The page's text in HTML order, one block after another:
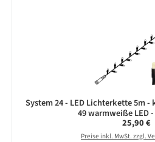
System 24 - LED Lichterkette 5m
49 warmweiße LED
25,90 €
Preise inkl. MwSt. zzgl.